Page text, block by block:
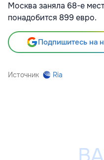
Москва заняла 68-е
понадобится 899 евро.
Подпишитесь на
Источник Ria